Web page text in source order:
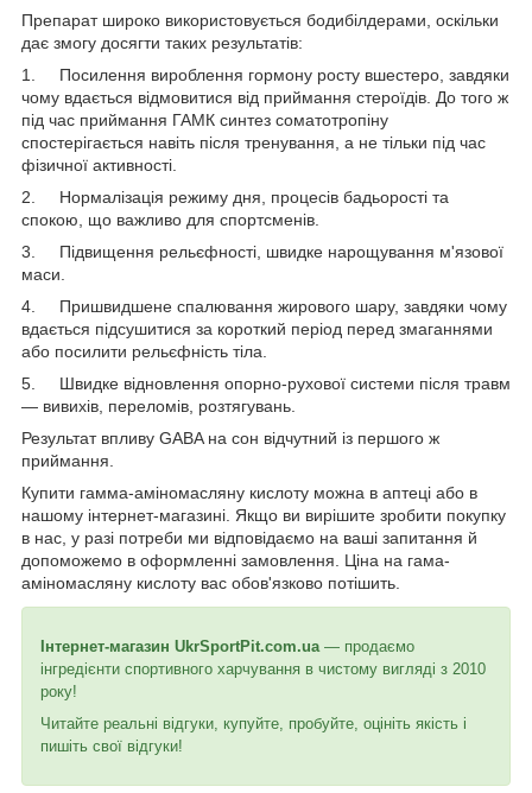
Препарат широко використовується бодибілдерами, оскільки
дає змогу досягти таких результатів:
1. Посилення вироблення гормону росту вшестеро, завдяки
чому вдається відмовитися від приймання стероїдів. До того ж
під час приймання ГАМК синтез соматотропіну
спостерігається навіть після тренування, а не тільки під час
фізичної активності.
2. Нормалізація режиму дня, процесів бадьорості та
спокою, що важливо для спортсменів.
3. Підвищення рельєфності, швидке нарощування м'язової
маси.
4. Пришвидшене спалювання жирового шару, завдяки чому
вдається підсушитися за короткий період перед змаганнями
або посилити рельєфність тіла.
5. Швидке відновлення опорно-рухової системи після травм
— вивихів, переломів, розтягувань.
Результат впливу GABA на сон відчутний із першого ж
приймання.
Купити гамма-аміномасляну кислоту можна в аптеці або в
нашому інтернет-магазині. Якщо ви вирішите зробити покупку
в нас, у разі потреби ми відповідаємо на ваші запитання й
допоможемо в оформленні замовлення. Ціна на гама-
аміномасляну кислоту вас обов'язково потішить.
Інтернет-магазин UkrSportPit.com.ua— продаємо
інгредієнти спортивного харчування в чистому вигляді з 2010
року!
Читайте реальні відгуки, купуйте, пробуйте, оцініть якість і
пишіть свої відгуки!